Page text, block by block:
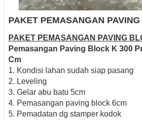
PAKET PEMASANGAN
PAKET PEMASANGAN PAVING
Pemasangan Paving Block K 300
Cm
1. Kondisi lahan sudah siap pasang
2. Leveling
3. Gelar abu batu 5cm
4. Pemasangan paving block 6cm
5. Pemadatan dg stamper kodok